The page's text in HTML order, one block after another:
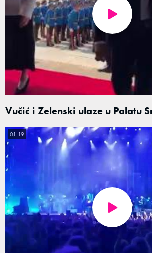
Vučić i Zelenski ulaze u Palatu
01:19